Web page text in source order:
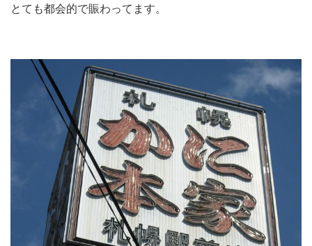
とても都会的で賑わってます。